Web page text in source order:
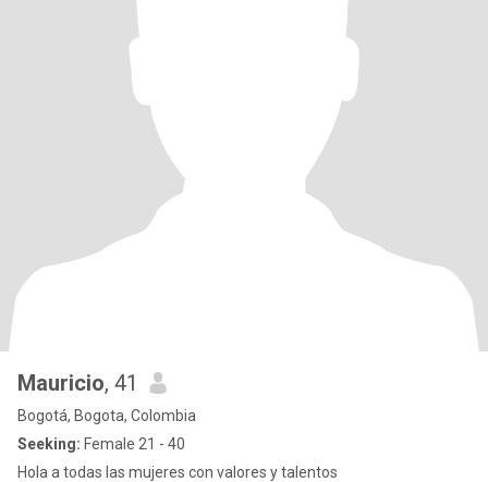
Mauricio, 41
Bogotá, Bogota, Colombia
Seeking: Female 21 - 40
Hola a todas las mujeres con valores y talentos